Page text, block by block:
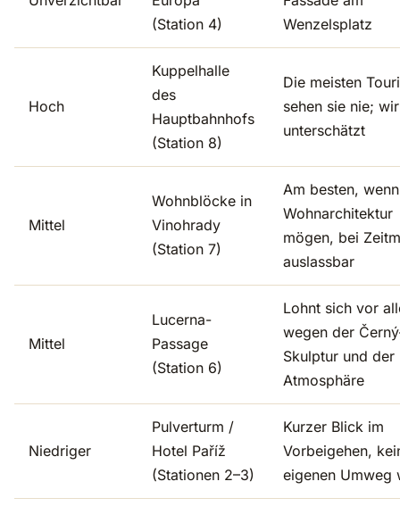
(Station 4)
Wenzelsplatz
Hoch
Kuppelhalle
des
Hauptbahnhofs
(Station 8)
Die meisten
sehen sie nie;
unterschätzt
Mittel
Wohnblöcke in
Vinohrady
(Station 7)
Am besten,
Wohnarchitektur
mögen, bei
auslassbar
Mittel
Lucerna-
Passage
(Station 6)
Lohnt sich vor
wegen der
Skulptur und der
Atmosphäre
Niedriger
Pulverturm /
Hotel Paříž
(Stationen 2–3)
Kurzer Blick im
Vorbeigehen,
eigenen Umweg